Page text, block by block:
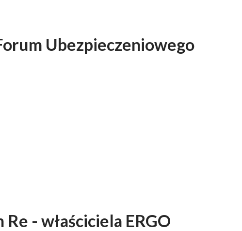
Ubezpieczeniowego
- właściciela ERGO